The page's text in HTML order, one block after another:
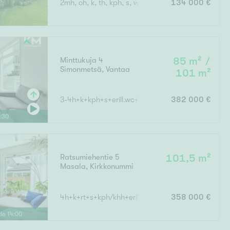
2mh, oh, k, th, kph, s, wc, parvi 134 000 €
:30
Minttukuja 4
Simonmetsä,Vantaa
85 m² /
101 m²
3-4h+k+kph+s+erill.wc+khh+lasitettu382 000 €
14:00
Ratsumiehentie 5
Masala, Kirkkonummi
101,5 m²
4h+k+rt+s+kph/khh+erill.wc+vh+et+ tk358 000 €